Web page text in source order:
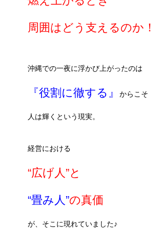
周囲はどう支えるのか！
沖縄での一夜に浮かび上がったのは
『役割に徹する』 からこそ
人は輝くという現実。
経営における
“広げ人”と
“畳み人”の真価
が、そこに現れていました♪